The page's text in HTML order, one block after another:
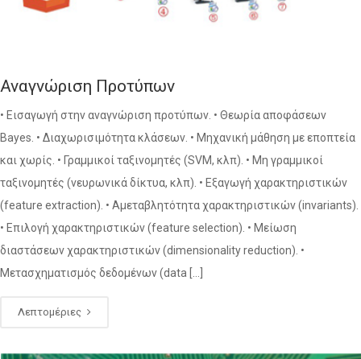
Αναγνώριση Προτύπων
• Εισαγωγή στην αναγνώριση προτύπων. • Θεωρία αποφάσεων
Bayes. • Διαχωρισιμότητα κλάσεων. • Μηχανική μάθηση με εποπτεία
και χωρίς. • Γραμμικοί ταξινομητές (SVM, κλπ). • Μη γραμμικοί
ταξινομητές (νευρωνικά δίκτυα, κλπ). • Εξαγωγή χαρακτηριστικών
(feature extraction). • Αμεταβλητότητα χαρακτηριστικών (invariants).
• Επιλογή χαρακτηριστικών (feature selection). • Μείωση
διαστάσεων χαρακτηριστικών (dimensionality reduction). •
Μετασχηματισμός δεδομένων (data […]
Λεπτομέριες